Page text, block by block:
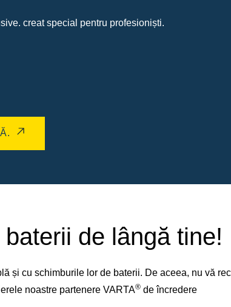
creat special pentru profesioniști.
de lângă tine!
și cu schimburile lor de baterii. De aceea, nu vă
noastre partenere VARTA® de încredere